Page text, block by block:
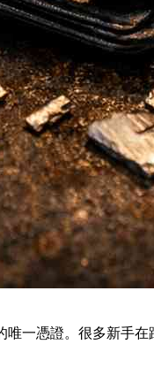
一憑證。很多新手